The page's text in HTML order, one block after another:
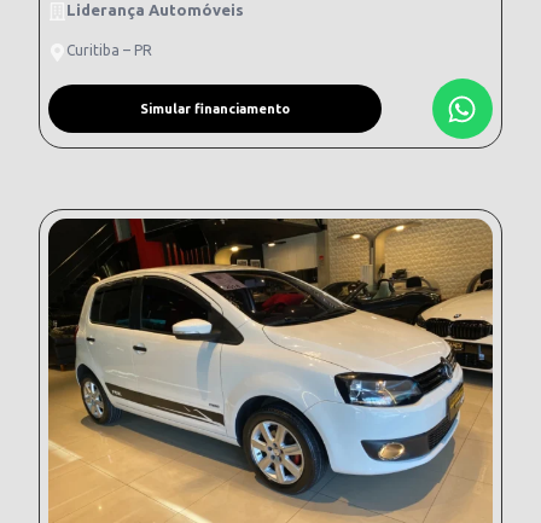
Liderança Automóveis
Curitiba – PR
Simular financiamento